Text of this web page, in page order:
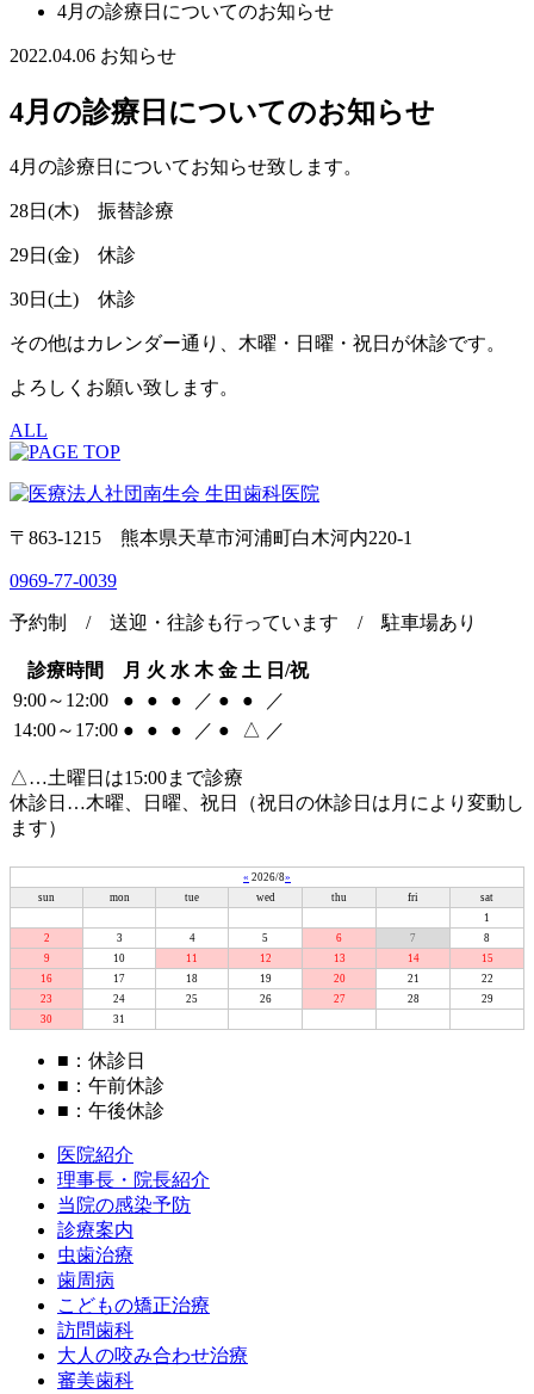
4月の診療日についてのお知らせ
2022.04.06 お知らせ
4月の診療日についてのお知らせ
4月の診療日についてお知らせ致します。
28日(木) 振替診療
29日(金) 休診
30日(土) 休診
その他はカレンダー通り、木曜・日曜・祝日が休診です。
よろしくお願い致します。
ALL
〒863-1215 熊本県天草市河浦町白木河内220-1
0969-77-0039
予約制 / 送迎・往診も行っています / 駐車場あり
診療時間 月 火 水 木 金 土 日/祝
9:00～12:00
● ● ● ／ ● ●
／
14:00～17:00 ● ● ● ／ ● △ ／
△…土曜日は15:00まで診療
休診日…木曜、日曜、祝日（祝日の休診日は月により変動し
ます）
« 2026/8»
sun
mon tue wed thu fri
sat
1
2
3 4 5 6 7
8
9
10 11 12 13 14
15
16
17 18 19 20 21
22
23
24 25 26 27 28
29
30
31
■ ：休診日
■ ：午前休診
■ ：午後休診
医院紹介
理事長・院長紹介
当院の感染予防
診療案内
虫歯治療
歯周病
こどもの矯正治療
訪問歯科
大人の咬み合わせ治療
審美歯科